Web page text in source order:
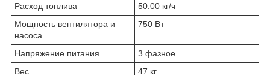
Расход топлива
50.00 кг/ч
Мощность вентилятора и
насоса
750 Вт
Напряжение питания
3 фазное
Вес
47 кг.